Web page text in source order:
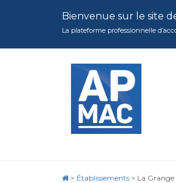
Bienvenue sur le site
La plateforme professionnelle
> Établissements > La